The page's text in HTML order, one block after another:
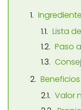
Lista
Paso
Valor